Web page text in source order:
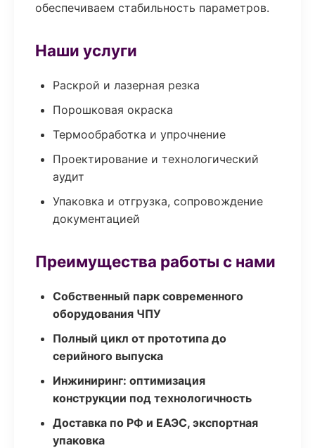
обеспечиваем стабильность параметров.
Наши услуги
Раскрой и лазерная резка
Порошковая окраска
Термообработка и упрочнение
Проектирование и технологический
аудит
Упаковка и отгрузка, сопровождение
документацией
Преимущества работы с нами
Собственный парк современного
оборудования ЧПУ
Полный цикл от прототипа до
серийного выпуска
Инжиниринг: оптимизация
конструкции под технологичность
Доставка по РФ и ЕАЭС, экспортная
упаковка